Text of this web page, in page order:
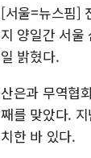
[서울=뉴스핌]
지 양일간 서
일 밝혔다.
산은과 무역협
째를 맞았다.
치한 바 있다.